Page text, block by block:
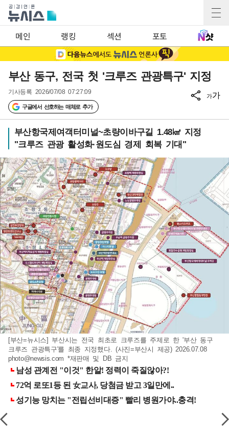
메인 랭킹 섹션 포토
부산 동구, 전국 첫 '크루즈 관광특구' 지정
기사등록 2026/07/08 07:27:09
구글에서 선호하는 매체로 추가
가가
부산항국제여객터미널~초량이바구길 1.48㎢ 지정
"크루즈 관광 활성화·원도심 경제 회복 기대"
[부산=뉴시스] 부산시는 전국 최초로 크루즈를 주제로 한 '부산 동구
크루즈 관광특구'를 최종 지정했다. (사진=부산시 제공) 2026.07.08
photo@newsis.com *재판매 및 DB 금지